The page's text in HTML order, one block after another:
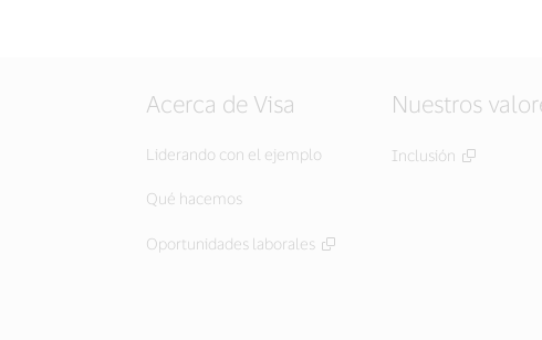
Acerca de Visa
Liderando con el ejemplo
Qué hacemos
Oportunidades laborales
Nuestros
Inclusión